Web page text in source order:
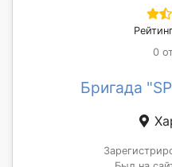
0
Бригада